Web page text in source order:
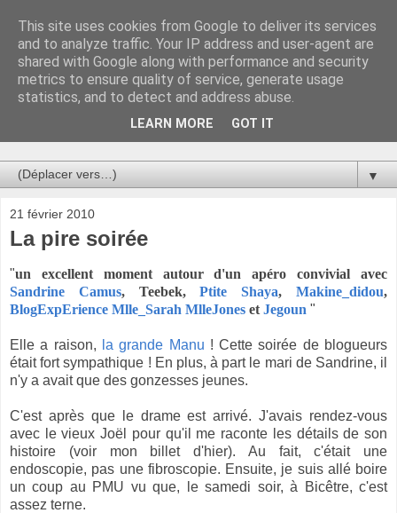
Au bistro !
La connerie étant le seul chemin susceptible de nous faire
entrevoir une parcelle de vérité, utilisons la par des moyens
de communication efficaces. Le temps qu'on remplisse nos
▼
21 février 2010
La pire soirée
"un excellent moment autour d'un apéro convivial avec
Sandrine Camus, Teebek,Ptite Shaya,Makine_didou,
BlogExpErience Mlle_Sarah MlleJones et Jegoun "
Elle a raison, la grande Manu ! Cette soirée de blogueurs
était fort sympathique ! En plus, à part le mari de Sandrine, il
n'y a avait que des gonzesses jeunes.
C'est après que le drame est arrivé. J'avais rendez-vous
avec le vieux Joël pour qu'il me raconte les détails de son
histoire (voir mon billet d'hier). Au fait, c'était une
endoscopie, pas une fibroscopie. Ensuite, je suis allé boire
un coup au PMU vu que, le samedi soir, à Bicêtre, c'est
assez terne.
This site uses cookies from Google to deliver its services
and to analyze traffic. Your IP address and user-agent are
shared with Google along with performance and security
metrics to ensure quality of service, generate usage
statistics, and to detect and address abuse.
LEARN MORE GOT IT